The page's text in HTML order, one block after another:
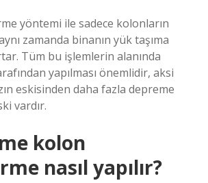
yöntemi ile sadece kolonların
zamanda binanın yük taşıma
Tüm bu işlemlerin alanında
yapılması önemlidir, aksi
eskisinden daha fazla depreme
vardır.
kolon
nasıl yapılır?